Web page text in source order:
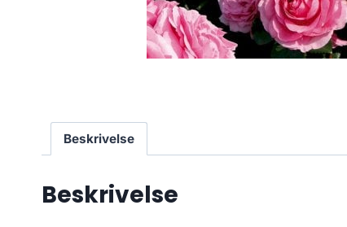
Beskrivelse
Beskrivelse